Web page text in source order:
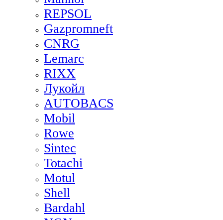
REPSOL
Gazpromneft
CNRG
Lemarc
RIXX
Лукойл
AUTOBACS
Mobil
Rowe
Sintec
Totachi
Motul
Shell
Bardahl